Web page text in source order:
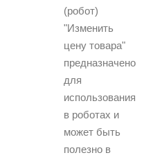
(робот)
"Изменить
цену товара"
предназначено
для
использования
в роботах и
может быть
полезно в